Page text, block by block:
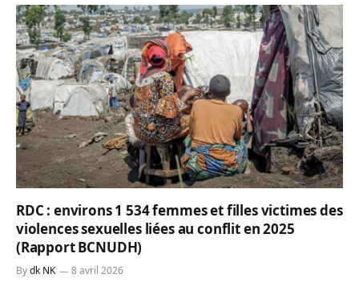
RDC : environs 1 534 femmes et filles victimes des
violences sexuelles liées au conflit en 2025
(Rapport BCNUDH)
Bydk NK 8 avril 2026